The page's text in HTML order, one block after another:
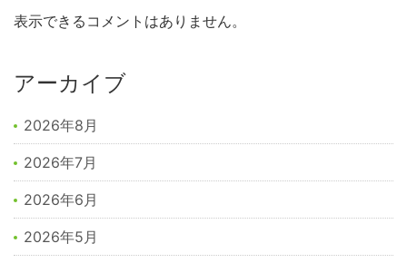
表示できるコメントはありません。
アーカイブ
2026年8月
2026年7月
2026年6月
2026年5月